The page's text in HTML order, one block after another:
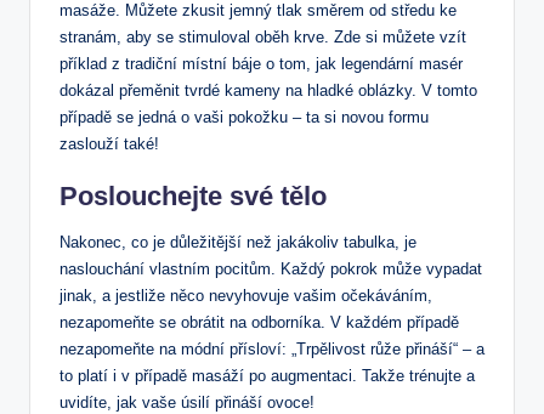
masáže. Můžete zkusit jemný tlak směrem od středu ke
stranám, aby se stimuloval oběh krve. Zde si můžete vzít
příklad z tradiční místní báje o tom, jak legendární masér
dokázal přeměnit tvrdé kameny na hladké oblázky. V tomto
případě se jedná o vaši pokožku – ta si novou formu
zaslouží také!
Poslouchejte své tělo
Nakonec, co je důležitější než jakákoliv tabulka, je
naslouchání vlastním pocitům. Každý pokrok může vypadat
jinak, a jestliže něco nevyhovuje vašim očekáváním,
nezapomeňte se obrátit na odborníka. V každém případě
nezapomeňte na módní přísloví: „Trpělivost růže přináší“ – a
to platí i v případě masáží po augmentaci. Takže trénujte a
uvidíte, jak vaše úsilí přináší ovoce!